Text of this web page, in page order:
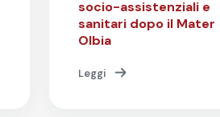
socio-assistenziali e
sanitari dopo il Mater
Olbia
Leggi